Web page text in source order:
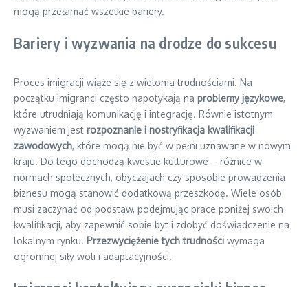
mogą przełamać wszelkie bariery.
Bariery i wyzwania na drodze do sukcesu
Proces imigracji wiąże się z wieloma trudnościami. Na
początku imigranci często napotykają na problemy językowe,
które utrudniają komunikację i integrację. Równie istotnym
wyzwaniem jest rozpoznanie i nostryfikacja kwalifikacji
zawodowych, które mogą nie być w pełni uznawane w nowym
kraju. Do tego dochodzą kwestie kulturowe – różnice w
normach społecznych, obyczajach czy sposobie prowadzenia
biznesu mogą stanowić dodatkową przeszkodę. Wiele osób
musi zaczynać od podstaw, podejmując prace poniżej swoich
kwalifikacji, aby zapewnić sobie byt i zdobyć doświadczenie na
lokalnym rynku. Przezwyciężenie tych trudności wymaga
ogromnej siły woli i adaptacyjności.